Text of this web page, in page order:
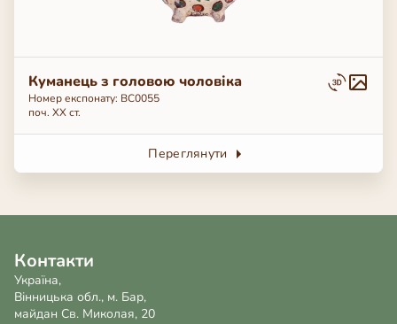
Куманець з головою чоловіка
Номер експонату: BC0055
поч. ХХ ст.
Переглянути
Контакти
Україна,
Вінницька обл., м. Бар,
майдан Св. Миколая, 20